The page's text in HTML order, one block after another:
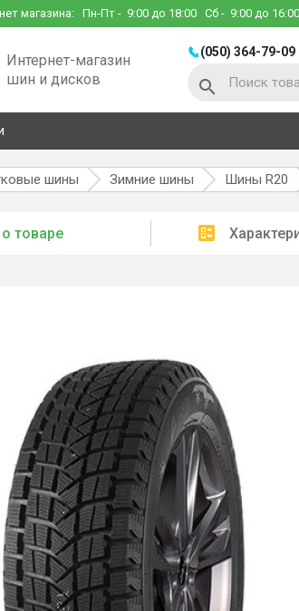
магазина: Пн-Пт - 9:00 до 18:00 Сб - 9:00 до 16:00
Интернет-магазин
шин и дисков
(050) 364-79-09
шины Зимние шины Шины R20
товаре